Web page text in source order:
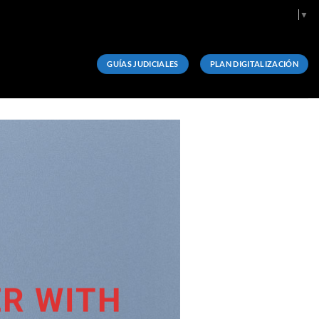
▼
GUÍAS JUDICIALES PLAN DIGITALIZACIÓN
WITH